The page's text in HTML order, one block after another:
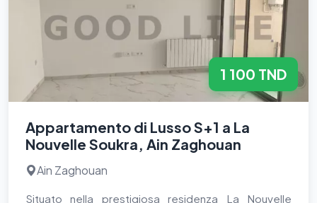
1 100 TND
Appartamento di Lusso S+1 a La
Nouvelle Soukra, Ain Zaghouan
Ain Zaghouan
Situato nella prestigiosa residenza La Nouvelle